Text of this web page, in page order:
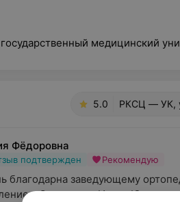
медицинский
5.0 РКСЦ — УК,
Фёдоровна
подтвержден Рекомендую
благодарна заведующему
Самоховцу Ивану